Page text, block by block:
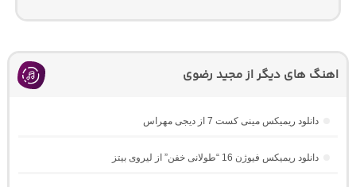
اهنگ های دیگر از مجید رضوی
دانلود ریمیکس مینی کست 7 از دیجی مهراس
دانلود ریمیکس فیوژن 16 “طولانی خفن” از لیروی بیتز